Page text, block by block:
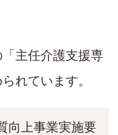
主任介護支援専
れています。
向上事業実施要